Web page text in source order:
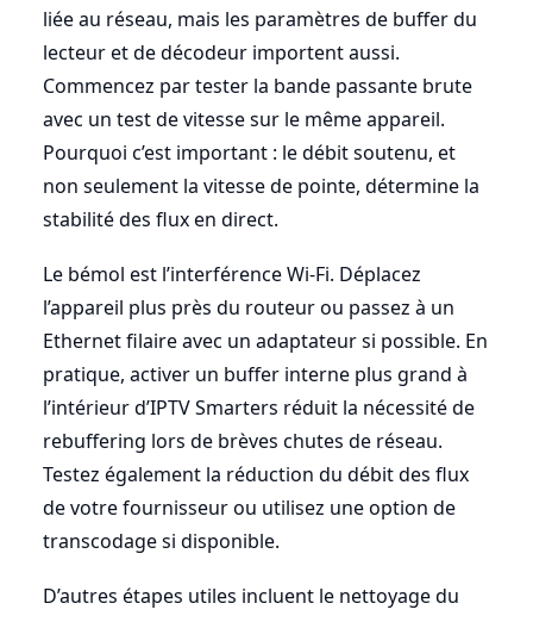
liée au réseau, mais les paramètres de buffer du
lecteur et de décodeur importent aussi.
Commencez par tester la bande passante brute
avec un test de vitesse sur le même appareil.
Pourquoi c’est important : le débit soutenu, et
non seulement la vitesse de pointe, détermine la
stabilité des flux en direct.
Le bémol est l’interférence Wi-Fi. Déplacez
l’appareil plus près du routeur ou passez à un
Ethernet filaire avec un adaptateur si possible. En
pratique, activer un buffer interne plus grand à
l’intérieur d’IPTV Smarters réduit la nécessité de
rebuffering lors de brèves chutes de réseau.
Testez également la réduction du débit des flux
de votre fournisseur ou utilisez une option de
transcodage si disponible.
D’autres étapes utiles incluent le nettoyage du